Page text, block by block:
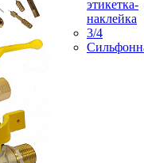
этикетка-
наклейка
3/4